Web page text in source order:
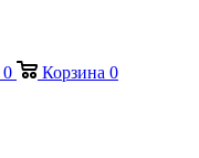
0 Корзина 0